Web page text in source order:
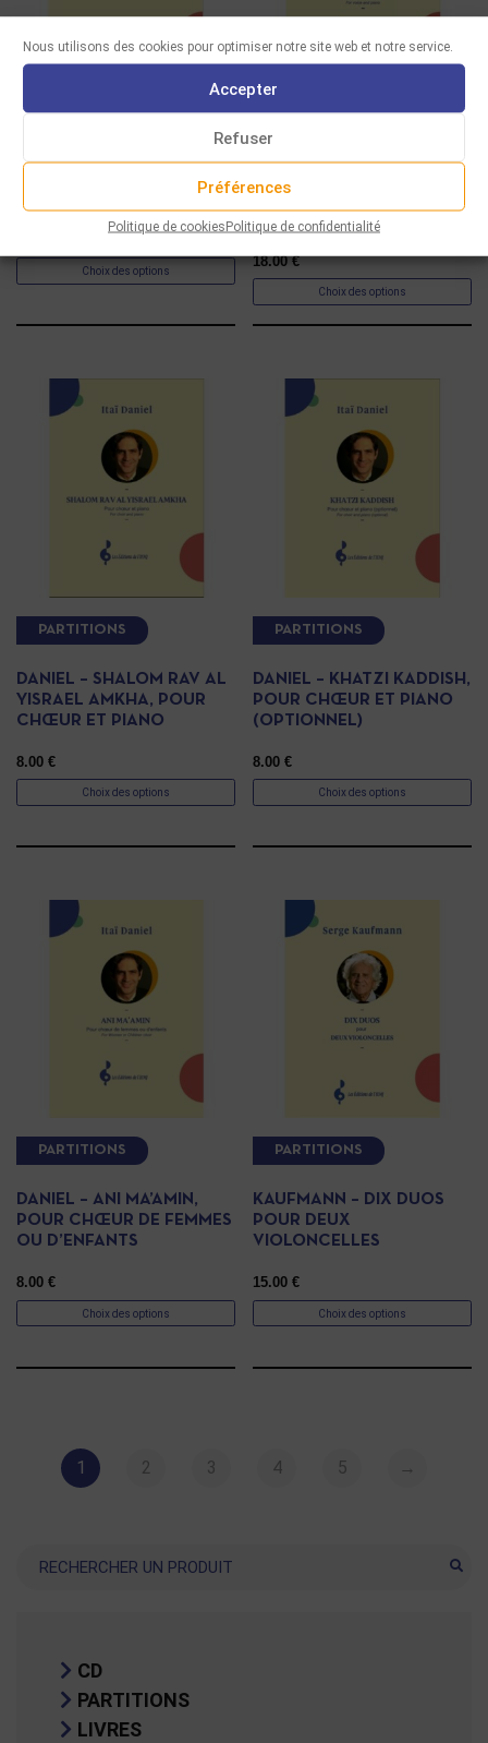
Nous utilisons des cookies pour optimiser notre site web et notre service.
Accepter
Refuser
Préférences
Politique de cookiesPolitique de confidentialité
DANIEL – KHANUKA
Choix des options
POUR VOIX ET PIANO
18.00€
Choix des options
PARTITIONS
DANIEL – SHALOM RAV AL
YISRAEL AMKHA, POUR
CHŒUR ET PIANO
8.00 €
Choix des options
PARTITIONS
DANIEL – KHATZI KADDISH,
POUR CHŒUR ET PIANO
(OPTIONNEL)
8.00€
Choix des options
PARTITIONS
DANIEL – ANI MA’AMIN,
POUR CHŒUR DE FEMMES
OU D’ENFANTS
8.00 €
Choix des options
PARTITIONS
KAUFMANN – DIX DUOS
POUR DEUX
VIOLONCELLES
15.00€
Choix des options
1 2 3 4 5 →
CD
PARTITIONS
LIVRES